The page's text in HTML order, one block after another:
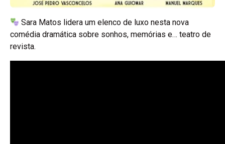
Sara Matos lidera um elenco de luxo nesta nova
comédia dramática sobre sonhos, memórias e… teatro de
revista.